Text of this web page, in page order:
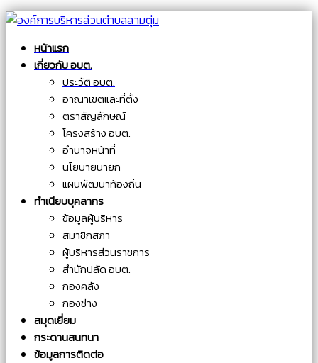
หน้าแรก
เกี่ยวกับ อบต.
ประวัติ อบต.
อาณาเขตและที่ตั้ง
ตราสัญลักษณ์
โครงสร้าง อบต.
อำนาจหน้าที่
นโยบายนายก
แผนพัฒนาท้องถิ่น
ทำเนียบบุคลากร
ข้อมูลผู้บริหาร
สมาชิกสภา
ผู้บริหารส่วนราชการ
สำนักปลัด อบต.
กองคลัง
กองช่าง
สมุดเยี่ยม
กระดานสนทนา
ข้อมูลการติดต่อ